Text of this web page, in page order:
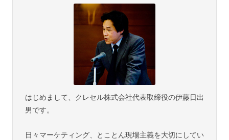
はじめまして、クレセル株式会社代表取締役の伊藤日出
男です。
日々マーケティング、とことん現場主義を大切にしてい